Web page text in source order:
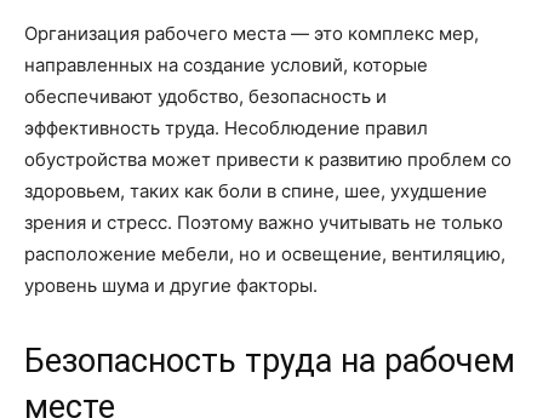
Организация рабочего места — это комплекс мер,
направленных на создание условий, которые
обеспечивают удобство, безопасность и
эффективность труда. Несоблюдение правил
обустройства может привести к развитию проблем со
здоровьем, таких как боли в спине, шее, ухудшение
зрения и стресс. Поэтому важно учитывать не только
расположение мебели, но и освещение, вентиляцию,
уровень шума и другие факторы.
Безопасность труда на рабочем
месте